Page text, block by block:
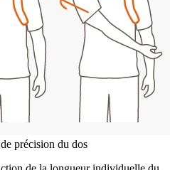
précision du dos